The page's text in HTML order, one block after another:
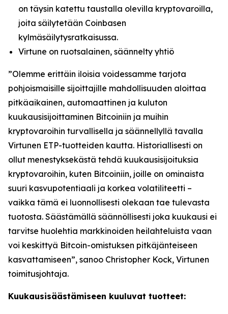
on täysin katettu taustalla olevilla kryptovaroilla,
joita säilytetään Coinbasen
kylmäsäilytysratkaisussa.
Virtune on ruotsalainen, säännelty yhtiö
”Olemme erittäin iloisia voidessamme tarjota
pohjoismaisille sijoittajille mahdollisuuden aloittaa
pitkäaikainen, automaattinen ja kuluton
kuukausisijoittaminen Bitcoiniin ja muihin
kryptovaroihin turvallisella ja säännellyllä tavalla
Virtunen ETP-tuotteiden kautta. Historiallisesti on
ollut menestyksekästä tehdä kuukausisijoituksia
kryptovaroihin, kuten Bitcoiniin, joille on ominaista
suuri kasvupotentiaali ja korkea volatiliteetti –
vaikka tämä ei luonnollisesti olekaan tae tulevasta
tuotosta. Säästämällä säännöllisesti joka kuukausi ei
tarvitse huolehtia markkinoiden heilahteluista vaan
voi keskittyä Bitcoin-omistuksen pitkäjänteiseen
kasvattamiseen”, sanoo Christopher Kock, Virtunen
toimitusjohtaja.
Kuukausisäästämiseen kuuluvat tuotteet: